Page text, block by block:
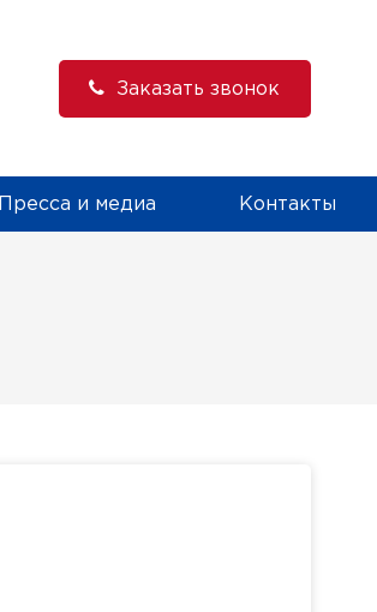
Заказать звонок
Пресса и медиа Контакты